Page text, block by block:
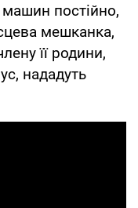
постійно,
мешканка,
її родини,
нададуть